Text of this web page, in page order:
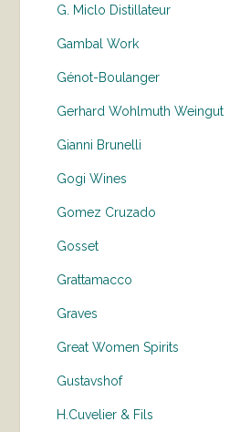
G. Miclo Distillateur
Gambal Work
Génot-Boulanger
Gerhard Wohlmuth Weingut
Gianni Brunelli
Gogi Wines
Gomez Cruzado
Gosset
Grattamacco
Graves
Great Women Spirits
Gustavshof
H.Cuvelier & Fils